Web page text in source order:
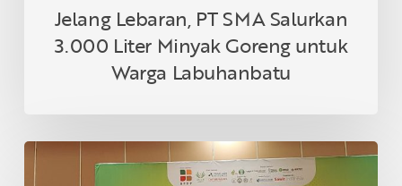
Jelang Lebaran, PT SMA Salurkan
3.000 Liter Minyak Goreng untuk
Warga Labuhanbatu
Topaz